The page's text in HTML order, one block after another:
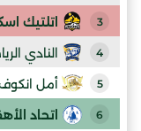
3 اتلتيك
4 النادي
5 أمل
6 اتحاد